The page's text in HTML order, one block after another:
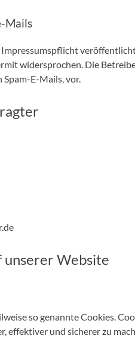
Mails
Impressumspflicht
widersprochen. Die
E-Mails, vor.
unserer Website
so genannte Cookies.
effektiver und sicherer zu